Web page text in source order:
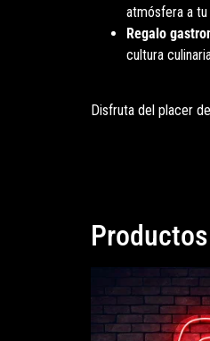
atmósfera a
Regalo
cultura
Disfruta del placer